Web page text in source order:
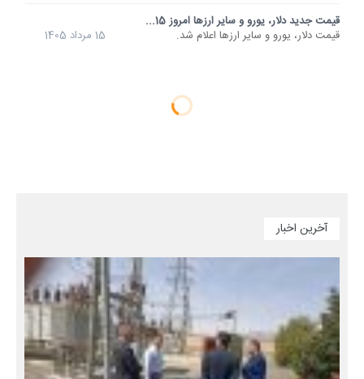
قیمت جدید دلار، یورو و سایر ارزها امروز 15...
قیمت دلار، یورو و سایر ارزها اعلام شد.
15 مرداد 1405
آخرین اخبار